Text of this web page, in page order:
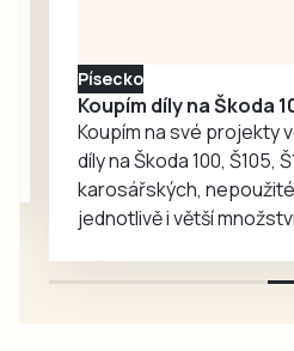
Písecko
Koupím díly na Škoda
Koupím na své projekty
díly na Škoda 100, Š105,
karosářských,
jednotlivě i větší